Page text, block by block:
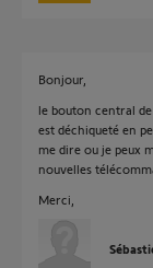
Bonjour,
le bouton central
est déchiqueté en
me dire ou je peux
nouvelles
Merci,